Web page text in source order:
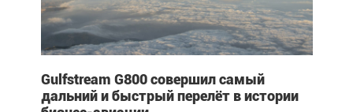
Gulfstream G800 совершил самый
дальний и быстрый перелёт в истории